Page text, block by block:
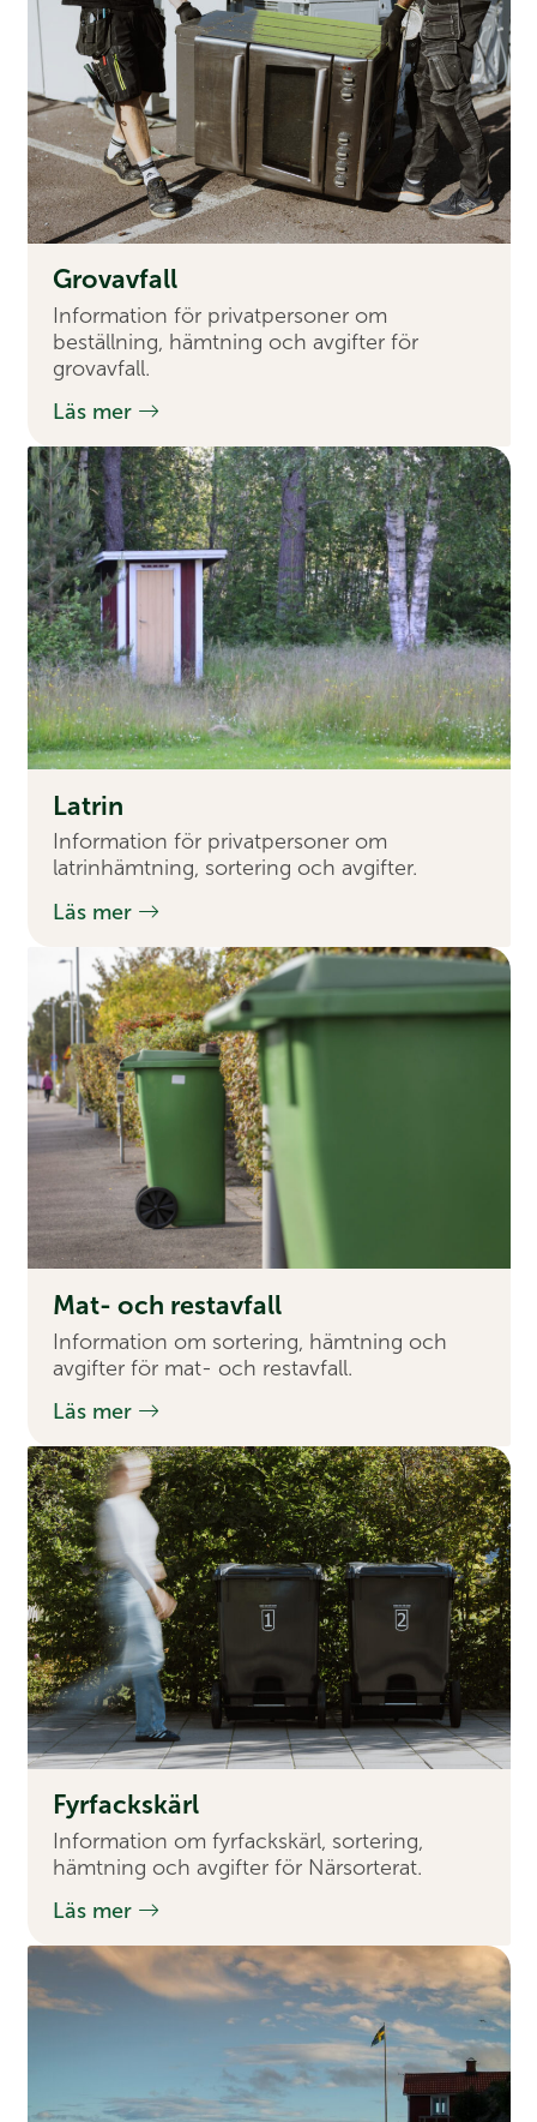
Grov­avfall
Information för privatpersoner om
beställning, hämtning och avgifter för
grovavfall.
Läs mer
Latrin
Information för privatpersoner om
latrinhämtning, sortering och avgifter.
Läs mer
Mat- och rest­avfall
Information om sortering, hämtning och
avgifter för mat- och restavfall.
Läs mer
Fyrfackskärl
Information om fyrfackskärl, sortering,
hämtning och avgifter för Närsorterat.
Läs mer